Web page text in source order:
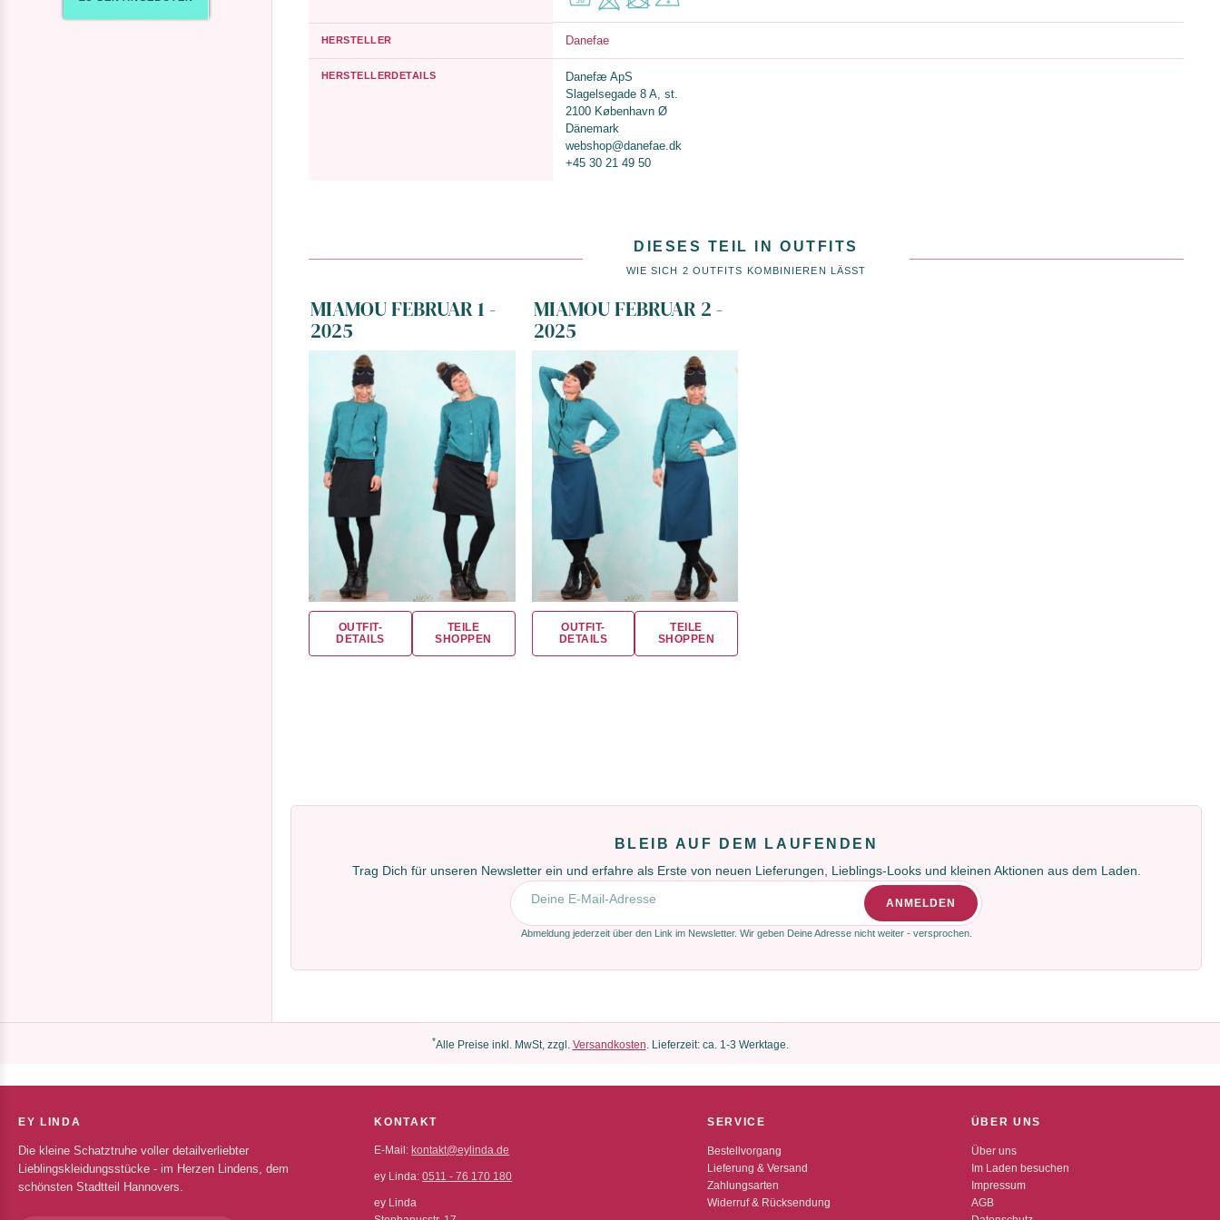
HERSTELLER Danefae
HERSTELLERDETAILS
Danefæ ApS
Slagelsegade 8 A, st.
2100 København Ø
Dänemark
webshop@danefae.dk
+45 30 21 49 50
DIESES TEIL IN OUTFITS
WIE SICH 2 OUTFITS KOMBINIEREN LÄSST
MIAMOU FEBRUAR 1 -
2025
OUTFIT-
DETAILS
TEILE
SHOPPEN
MIAMOU FEBRUAR 2 -
2025
OUTFIT-
DETAILS
TEILE
SHOPPEN
BLEIB AUF DEM LAUFENDEN
Trag Dich für unseren Newsletter ein und erfahre als Erste von neuen Lieferungen, Lieblings-Looks und kleinen Aktionen aus dem Laden.
E-Mail-Adresse
ANMELDEN
Abmeldung jederzeit über den Link im Newsletter. Wir geben Deine Adresse nicht weiter - versprochen.
*Alle Preise inkl. MwSt, zzgl. Versandkosten. Lieferzeit: ca. 1-3 Werktage.
EY LINDA
Die kleine Schatztruhe voller detailverliebter
Lieblingskleidungsstücke - im Herzen Lindens, dem
schönsten Stadtteil Hannovers.
KONTAKT
E-Mail: kontakt@eylinda.de
ey Linda:0511 - 76 170 180
ey Linda
SERVICE
Bestellvorgang
Lieferung & Versand
Zahlungsarten
Widerruf & Rücksendung
ÜBER UNS
Über uns
Im Laden besuchen
Impressum
AGB